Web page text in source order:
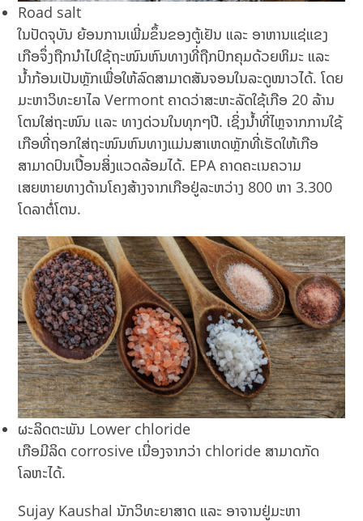
Road salt
ໃນປັດຈຸບັນ​ ຍ້ອນ​ການ​ເພີ່ມ​ຂຶ້ນ​ຂອງ​ຕູ້​ເຢັນ ​ແລະ ​ອາຫານ​ແຊ່​ແຂງ
ເກືອຈຶ່ງຖືກນຳໄປໃຊ້ຖະໜົນຫົນທາງທີ່ຖືກປົກຄຸມດ້ວຍຫິມະ ແລະ
ນ້ຳກ້ອນເປັນຫຼັກເພື່ອໃຫ້ລົດສາມາດສັນຈອນໃນລະດູໜາວໄດ້. ໂດຍ
ມະຫາວິທະຍາໄລ Vermont ຄາດວ່າສະຫະລັດໃຊ້ເກືອ 20 ລ້ານ
ໂຕນໃສ່ຖະໜົນ ເເລະ ທາງດ່ວນໃນທຸກໆປີ. ເຊິ່ງນ້ຳທີ່ໄຫຼຈາກການໃຊ້
ເກືອທີ່ຖອກໃສ່ຖະໜົນຫົນທາງແມ່ນສາເຫດຫຼັກທີ່ເຮັດໃຫ້ເກືອ
ສາມາດປົນເປື້ອນສິ່ງແວດລ້ອມໄດ້. EPA ຄາດຄະເນຄວາມ
ເສຍຫາຍທາງດ້ານໂຄງສ້າງຈາກເກືອຢູ່ລະຫວ່າງ 800 ຫາ 3.300
ໂດລາຕໍ່ໂຕນ.
ຜະລິດຕະພັນ Lower chloride
ເກືອມີລິດ corrosive ເນື່ອງຈາກວ່າ chloride ສາມາດກັດ
ໂລຫະໄດ້.
Sujay Kaushal ນັກວິທະຍາສາດ ແລະ ອາຈານຢູ່ມະຫາ